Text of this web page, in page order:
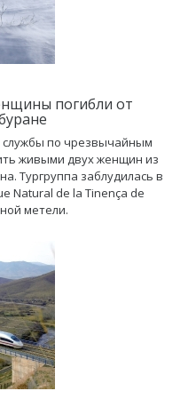
погибли от
службы по чрезвычайным
живыми двух женщин из
Тургруппа заблудилась в
Natural de la Tinença de
метели.